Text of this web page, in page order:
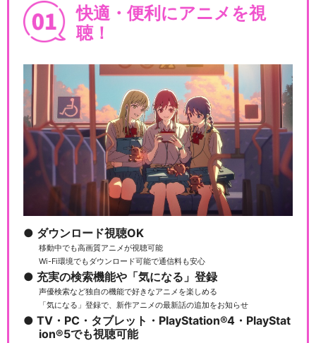
快適・便利にアニメを視
聴！
ダウンロード視聴OK
移動中でも高画質アニメが視聴可能
Wi-Fi環境でもダウンロード可能で通信料も安心
充実の検索機能や「気になる」登録
声優検索など独自の機能で好きなアニメを楽しめる
「気になる」登録で、新作アニメの最新話の追加をお知らせ
TV・PC・タブレット・PlayStation®4・PlayStat
ion®5でも視聴可能